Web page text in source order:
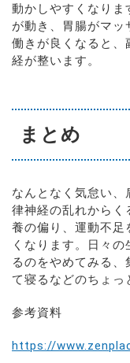
動かしやすくなりま
が動き、胃腸がマ
働きが良くなると、
経が整います。
まとめ
なんとなく気怠い、
律神経の乱れからく
養の偏り、運動不足
くなります。日々
るのをやめてみる
て寝るなどのちょっ
参考資料
https://